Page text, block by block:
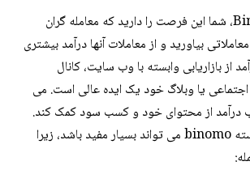
با Binomo Affiliate، شما این فرصت را دارید که معامله گران
بیاورید و از معاملات آنها درآمد بیشتری
بازاریابی وابسته با وب سایت، کانال
یا وبلاگ خود یک ایده عالی است. می
درآمد از محتوای خود و کسب سود کمک کند.
شرکت در برنامه وابسته binomo می تواند بسیار مفید باشد، زیرا